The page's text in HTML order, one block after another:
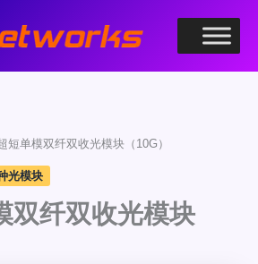
短单模双纤双收光模块（10G）
光模块
双纤双收光模块